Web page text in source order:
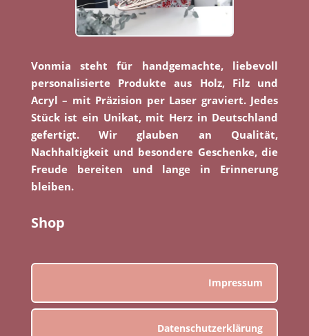
Vonmia steht für handgemachte, liebevoll
personalisierte Produkte aus Holz, Filz und
Acryl – mit Präzision per Laser graviert. Jedes
Stück ist ein Unikat, mit Herz in Deutschland
gefertigt. Wir glauben an Qualität,
Nachhaltigkeit und besondere Geschenke, die
Freude bereiten und lange in Erinnerung
bleiben.
Shop
Impressum
Datenschutzerklärung